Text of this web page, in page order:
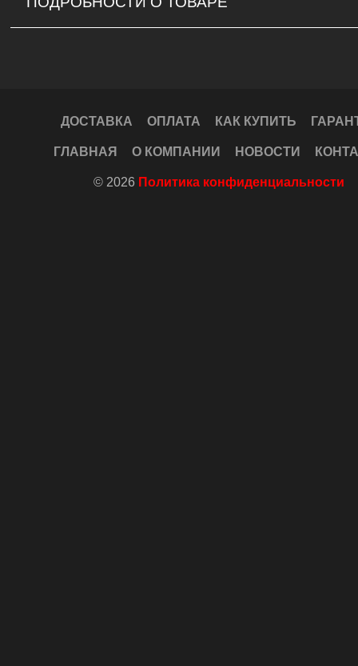
ДОСТАВКА ОПЛАТА КАК КУПИТЬ
ГЛАВНАЯ О КОМПАНИИ НОВОСТИ
© 2026 Политика конфиденциальности